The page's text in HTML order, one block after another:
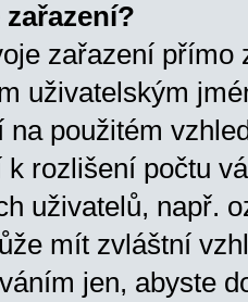
zařazení přímo
uživatelským
na použitém
k rozlišení počtu
uživatelů, např.
mít zvláštní
jen, abyste